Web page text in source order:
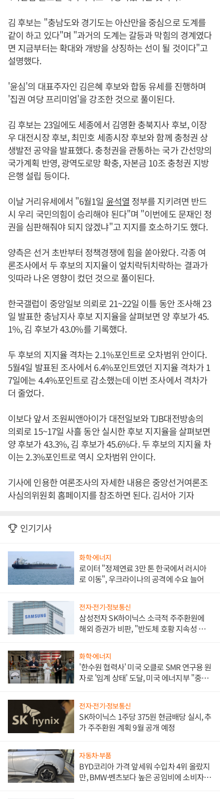
김 후보는 "충남도와 경기도는 아산만을 중심으로 도계를
같이 하고 있다"며 "과거의 도계는 갈등과 막힘의 경계였다
면 지금부터는 확대와 개방을 상징하는 선이 될 것이다"고
설명했다.
'윤심'의 대표주자인 김은혜 후보와 합동 유세를 진행하며
'집권 여당 프리미엄'을 강조한 것으로 풀이된다.
김 후보는 23일에도 세종에서 김영환 충북지사 후보, 이장
우 대전시장 후보, 최민호 세종시장 후보와 함께 충청권 상
생발전 공약을 발표했다. 충청권을 관통하는 국가 간선망의
국가계획 반영, 광역도로망 확충, 자본금 10조 충청권 지방
은행 설립 등이다.
이날 거리유세에서 "6월1일 윤석열 정부를 지키려면 반드
시 우리 국민의힘이 승리해야 된다"며 "이번에도 문재인 정
권을 심판해줘야 되지 않겠냐"고 지지를 호소하기도 했다.
양측은 선거 초반부터 정책경쟁에 힘을 쏟아왔다. 각종 여
론조사에서 두 후보의 지지율이 엎치락뒤치락하는 결과가
잇따라 나온 영향이 컸던 것으로 풀이된다.
한국갤럽이 중앙일보 의뢰로 21~22일 이틀 동안 조사해 23
일 발표한 충남지사 후보 지지율을 살펴보면 양 후보가 45.
1%, 김 후보가 43.0%를 기록했다.
두 후보의 지지율 격차는 2.1%포인트로 오차범위 안이다.
5월4일 발표된 조사에서 6.4%포인트였던 지지율 격차가 1
7일에는 4.4%포인트로 감소했는데 이번 조사에서 격차가
더 줄었다.
이보다 앞서 조원씨앤아이가 대전일보와 TJB대전방송의
의뢰로 15~17일 사흘 동안 실시한 후보 지지율을 살펴보면
양 후보가 43.3%, 김 후보가 45.6%다. 두 후보의 지지율 차
이는 2.3%포인트로 역시 오차범위 안이다.
기사에 인용한 여론조사의 자세한 내용은 중앙선거여론조
사심의위원회 홈페이지를 참조하면 된다. 김서아 기자
인기기사
화학·에너지
로이터 "정제연료 3만 톤 한국에서 러시아
로 이동", 우크라이나의 공격에 수요 늘어
전자·전기·정보통신
삼성전자 SK하이닉스 소극적 주주환원에
해외 증권가 비판, "반도체 호황 지속성 의
화학·에너지
'한수원 협력사' 미국 오클로 SMR 연구용 원
자로 '임계 상태' 도달, 미국 에너지부 "중요
전자·전기·정보통신
SK하이닉스 1주당 375원 현금배당 실시, 추
가 주주환원 계획 9월 공개 예정
자동차·부품
BYD코리아 가격 앞세워 수입차 4위 올랐지
만, BMW·벤츠보다 높은 공임비에 소비자